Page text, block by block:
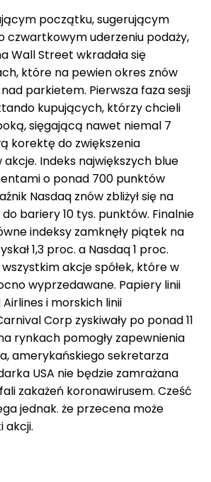
początku, sugerującym
czwartkowym uderzeniu podaży,
Wall Street wkradała się
które na pewien okres znów
parkietem. Pierwsza faza sesji
kupujących, którzy chcieli
sięgającą nawet niemal 7
korektę do zwiększenia
akcje. Indeks największych blue
o ponad 700 punktów
Nasdaq znów zbliżył się na
bariery 10 tys. punktów. Finalnie
indeksy zamknęły piątek na
1,3 proc. a Nasdaq 1 proc.
akcje spółek, które w
wyprzedawane. Papiery linii
i morskich linii
Corp zyskiwały po ponad 11
rynkach pomogły zapewnienia
amerykańskiego sekretarza
USA nie będzie zamrażana
zakażeń koronawirusem. Cześć
jednak. że przecena może
akcji.